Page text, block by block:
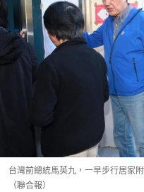
台灣前總統馬英九，一早步行居家
（聯合報）